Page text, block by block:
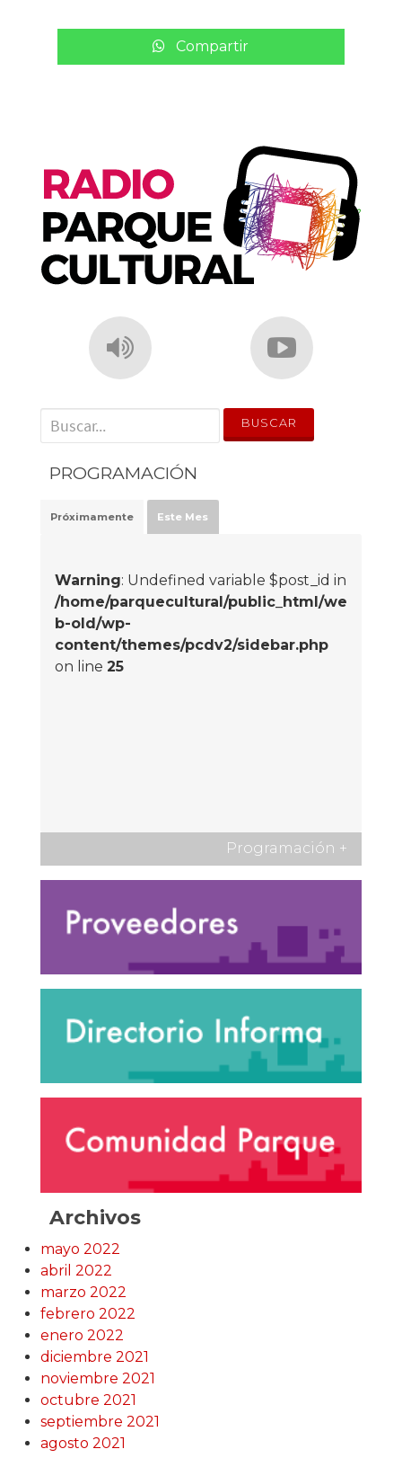
c
e
it
te
a
ts
p
Compartir
' . __('Search for:') . '
PROGRAMACIÓN
Próximamente Este Mes
Warning: Undefined variable $post_id in
/home/parquecultural/public_html/we
b-old/wp-
content/themes/pcdv2/sidebar.php
on line 25
Programación +
Archivos
mayo 2022
abril 2022
marzo 2022
febrero 2022
enero 2022
diciembre 2021
noviembre 2021
octubre 2021
septiembre 2021
agosto 2021